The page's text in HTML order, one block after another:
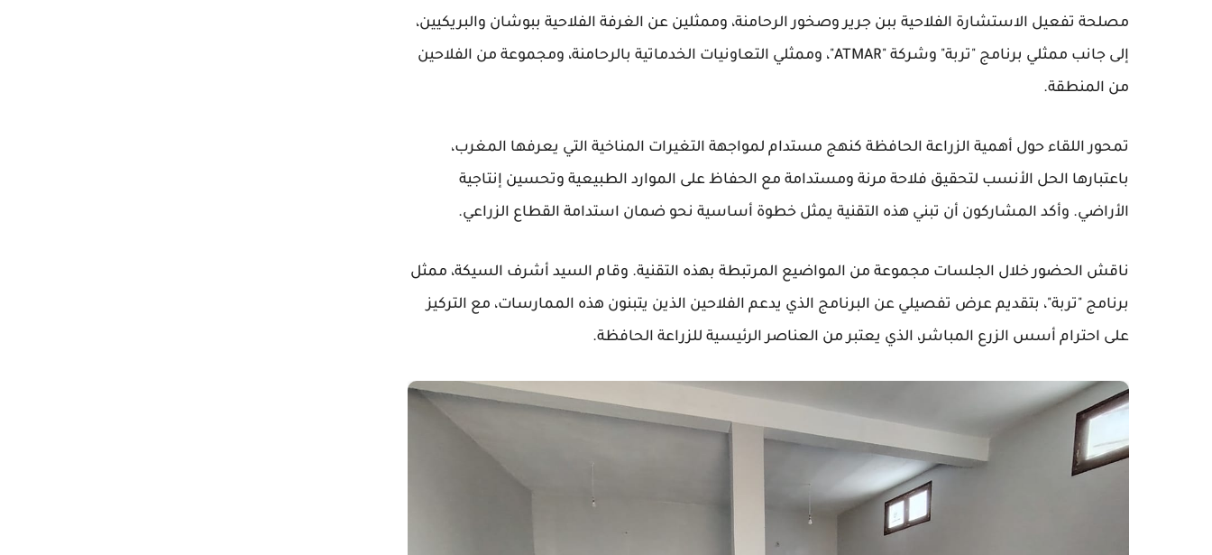
مصلحة تفعيل الاستشارة الفلاحية ببن جرير وصخور الرحامنة، وممثلين عن الغرفة الفلاحية ببوشان والبريكيين،
إلى جانب ممثلي برنامج "تربة" وشركة "ATMAR"، وممثلي التعاونيات الخدماتية بالرحامنة، ومجموعة من الفلاحين
من المنطقة.
تمحور اللقاء حول أهمية الزراعة الحافظة كنهج مستدام لمواجهة التغيرات المناخية التي يعرفها المغرب،
باعتبارها الحل الأنسب لتحقيق فلاحة مرنة ومستدامة مع الحفاظ على الموارد الطبيعية وتحسين إنتاجية
الأراضي. وأكد المشاركون أن تبني هذه التقنية يمثل خطوة أساسية نحو ضمان استدامة القطاع الزراعي.
ناقش الحضور خلال الجلسات مجموعة من المواضيع المرتبطة بهذه التقنية. وقام السيد أشرف السيكة، ممثل
برنامج "تربة"، بتقديم عرض تفصيلي عن البرنامج الذي يدعم الفلاحين الذين يتبنون هذه الممارسات، مع التركيز
على احترام أسس الزرع المباشر، الذي يعتبر من العناصر الرئيسية للزراعة الحافظة.